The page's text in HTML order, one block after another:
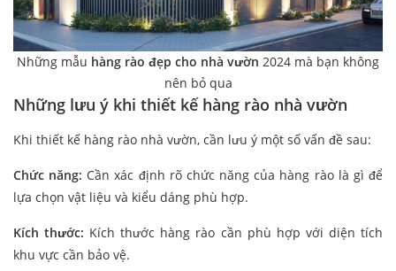
Những mẫu hàng rào đẹp cho nhà vườn 2024 mà bạn không
nên bỏ qua
Những lưu ý khi thiết kế hàng rào nhà vườn
Khi thiết kế hàng rào nhà vườn, cần lưu ý một số vấn đề sau:
Chức năng: Cần xác định rõ chức năng của hàng rào là gì để
lựa chọn vật liệu và kiểu dáng phù hợp.
Kích thước: Kích thước hàng rào cần phù hợp với diện tích
khu vực cần bảo vệ.